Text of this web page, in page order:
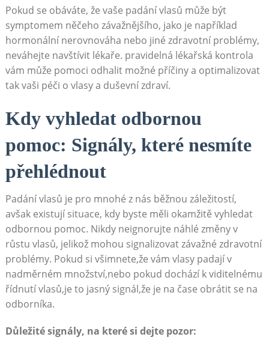
Pokud se obáváte, že vaše padání vlasů může být
symptomem něčeho závažnějšího, jako je například
hormonální nerovnováha nebo jiné zdravotní problémy,
neváhejte navštívit lékaře. pravidelná lékařská kontrola
vám může pomoci odhalit možné příčiny a optimalizovat
tak vaši péči o vlasy a duševní zdraví.
Kdy vyhledat odbornou
pomoc: Signály, které nesmíte
přehlédnout
Padání vlasů je pro mnohé z nás běžnou záležitostí,
avšak existují situace, kdy byste měli okamžitě vyhledat
odbornou pomoc. Nikdy neignorujte náhlé změny v
růstu vlasů, jelikož mohou signalizovat závažné zdravotní
problémy. Pokud si všimnete,že vám vlasy padají v
nadměrném množství,nebo pokud dochází k viditelnému
řídnutí vlasů,je to jasný signál,že je na čase obrátit se na
odborníka.
Důležité signály, na které si dejte pozor: